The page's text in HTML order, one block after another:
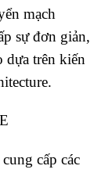
mạch
sự đơn giản,
dựa trên kiến
cung cấp các